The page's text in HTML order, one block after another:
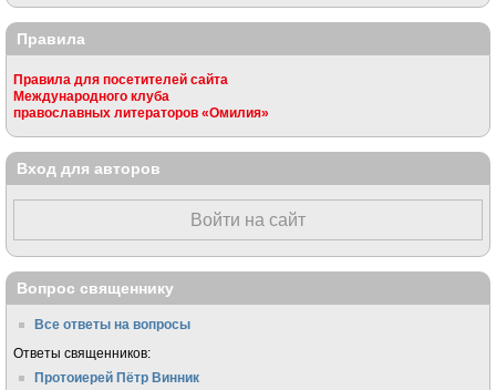
Правила
Правила для посетителей сайта
Международного клуба
православных литераторов «Омилия»
Вход для авторов
Войти на сайт
Вопрос священнику
Все ответы на вопросы
Ответы священников:
Протоиерей Пётр Винник